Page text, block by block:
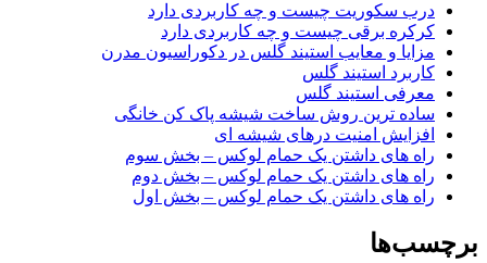
درب سکوریت چیست و چه کاربردی دارد
کرکره برقی چیست و چه کاربردی دارد
مزایا و معایب استیند گلس در دکوراسیون مدرن
کاربرد استیند گلس
معرفی استیند گلس
ساده ترین روش ساخت شیشه پاک کن خانگی
افزایش امنیت درهای شیشه ای
راه های داشتن یک حمام لوکس – بخش سوم
راه های داشتن یک حمام لوکس – بخش دوم
راه های داشتن یک حمام لوکس – بخش اول
برچسب‌ها